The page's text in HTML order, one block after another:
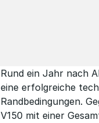
Rund ein Jahr nach
eine erfolgreiche
Randbedingungen.
V150 mit einer